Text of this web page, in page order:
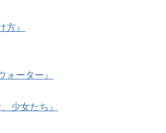
方』
ォーター』
少女たち』